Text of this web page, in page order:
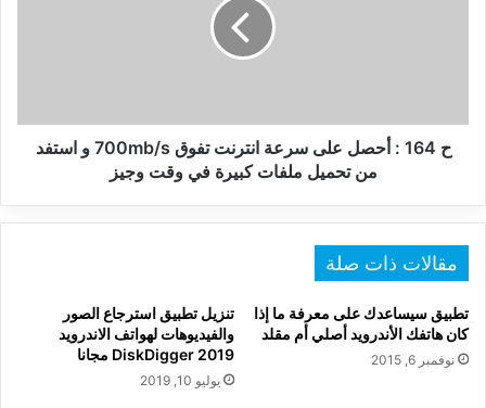
700mb/s
كبيرة
في
وقت
وجيز
ح 164 : أحصل على سرعة انترنت تفوق 700mb/s و استفد
من تحميل ملفات كبيرة في وقت وجيز
مقالات ذات صلة
تطبيق سيساعدك على معرفة ما إذا
كان هاتفك الأندرويد أصلي أم مقلد
نوفمبر 6, 2015
تنزيل تطبيق استرجاع الصور
والفيديوهات لهواتف الاندرويد
DiskDigger 2019 مجانا
يوليو 10, 2019